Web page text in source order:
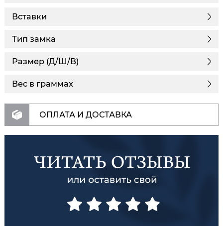
Вставки
Тип замка
Размер (Д/Ш/В)
Вес в граммах
ОПЛАТА И ДОСТАВКА